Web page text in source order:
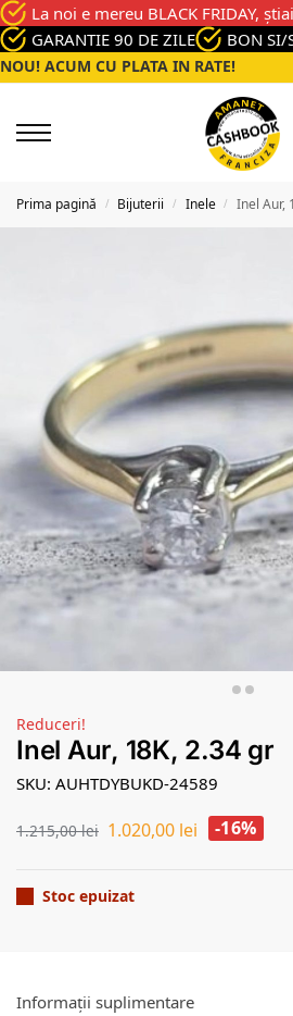
La noi e mereu BLACK FRIDAY,
GARANTIE 90 DE ZILE
BON SI/
NOU! ACUM CU PLATA IN RATE!
Prima pagină / Bijuterii / Inele / Inel Aur,
Reduceri!
Inel Aur, 18K, 2.34 gr
SKU: AUHTDYBUKD-24589
1.215,00lei 1.020,00 lei -16%
Stoc epuizat
Informații suplimentare